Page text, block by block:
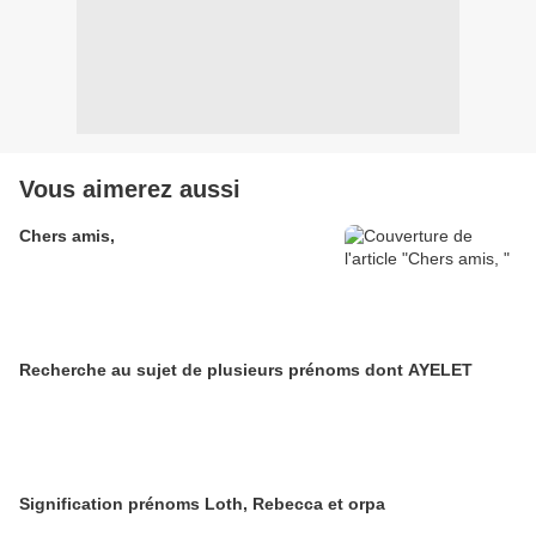
Vous aimerez aussi
Chers amis,
Recherche au sujet de plusieurs prénoms dont AYELET
Signification prénoms Loth, Rebecca et orpa